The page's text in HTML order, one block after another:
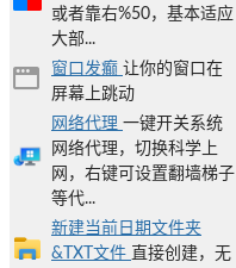
或者靠右%50，基本适应
大部...
窗口发癫 让你的窗口在
屏幕上跳动
网络代理 一键开关系统
网络代理，切换科学上
网，右键可设置翻墙梯子
等代...
新建当前日期文件夹
&TXT文件 直接创建，无